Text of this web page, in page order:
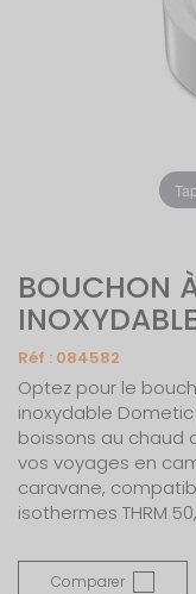
BOUCHON
INOXYDABLE
Réf : 084582
Optez pour le
inoxydable
boissons au chaud
vos voyages en
caravane,
isothermes THRM
Comparer